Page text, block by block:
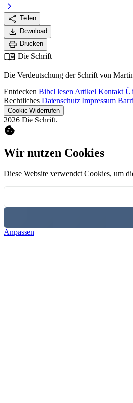
chevron_right
share Teilen
download Download
print Drucken
menu_book Die Schrift
Die Verdeutschung der Schrift von
Entdecken Bibel lesen Artikel Kontakt
Rechtliches Datenschutz Impressum
Cookie-Widerrufen
2026 Die Schrift.
cookie
Wir nutzen Cookies
Diese Website verwendet Cookies, um
Anpassen